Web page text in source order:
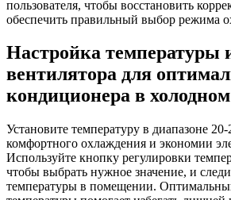
пользователя, чтобы восстановить
обеспечить правильный выбор режима
Настройка температуры
вентилятора для
кондиционера в
Установите температуру в диапазоне 20-
комфортного охлаждения и экономии
Используйте кнопку регулировки
чтобы выбрать нужное значение, и
температуры в помещении.